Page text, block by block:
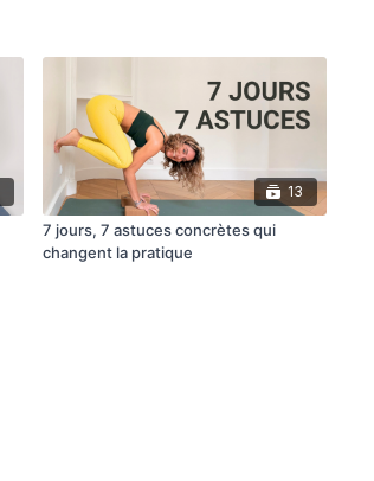
13
7 jours, 7 astuces concrètes qui
changent la pratique